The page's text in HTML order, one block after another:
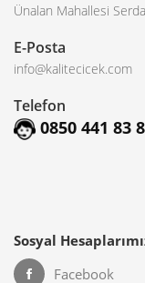
Ünalan Mahallesi
E-Posta
info@kalitecicek.com
Telefon
0850 441 83
Sosyal
Facebook